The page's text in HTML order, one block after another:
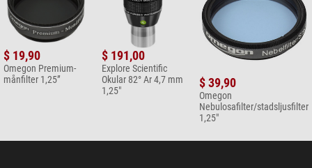
$ 19,90
Omegon Premium-
månfilter 1,25”
$ 191,00
Explore Scientific
Okular 82° Ar 4,7 mm
1,25"
$ 39,90
Omegon
Nebulosafilter/stadsljusfilter
1,25"